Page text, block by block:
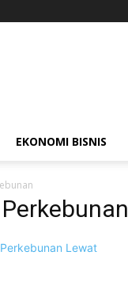
EKONOMI BISNIS